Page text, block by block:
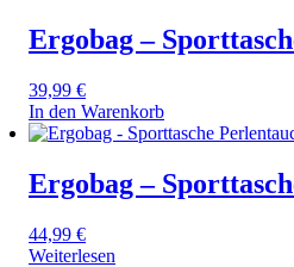
Ergobag –
39,99 €
In den Warenkorb
Ergobag –
44,99 €
Weiterlesen